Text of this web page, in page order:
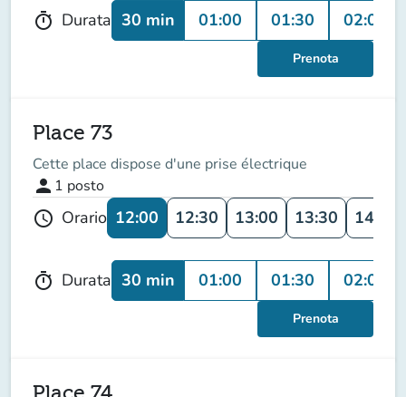
timer Durata 30 min 01:00 01:30 02:00
Prenota
Place 73
Cette place dispose d'une prise électrique
person 1 posto
schedule Orario 12:00 12:30 13:00 13:30 14:00
timer Durata 30 min 01:00 01:30 02:00
Prenota